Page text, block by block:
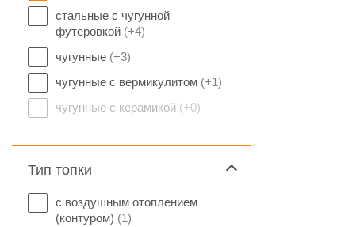
стальные с чугунной
футеровкой (+4)
чугунные (+3)
чугунные с вермикулитом (+1)
чугунные с керамикой (+0)
Тип топки
с воздушным отоплением
(контуром) (1)